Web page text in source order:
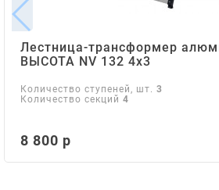
Лестница-трансформер
ВЫСОТА NV 132 4х3
Количество ступеней, шт. 3
Количество секций 4
8 800 р